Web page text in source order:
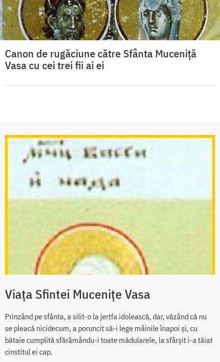
Canon de rugăciune către Sfânta Muceniţă
Vasa cu cei trei fii ai ei
Viața Sfintei Mucenițe Vasa
Prinzând pe sfânta, a silit-o la jertfa idolească, dar, văzând că nu
se pleacă nicidecum, a poruncit să-i lege mâinile înapoi și, cu
bătaie cumplită sfărâmându-i toate mădularele, la sfârșit i-a tăiat
cinstitul ei cap.